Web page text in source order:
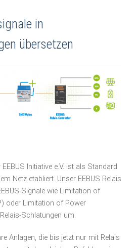
in
übersetzen
Initiative e.V. ist als Standard
Netz etabliert. Unser EEBUS Relais
Signale wie Limitation of
oder Limitation of Power
Schlatungen um.
Anlagen, die bis jetzt nur mit Relais